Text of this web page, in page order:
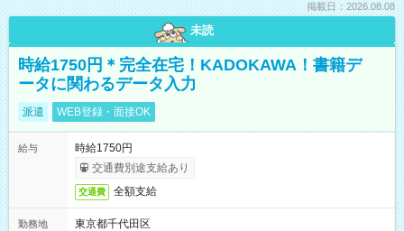
掲載日：2026.08.08
未読
時給1750円＊完全在宅！KADOKAWA！書籍デ
ータに関わるデータ入力
派遣 WEB登録・面接OK
給与
時給1750円
交通費別途支給あり
交通費 全額支給
勤務地
東京都千代田区